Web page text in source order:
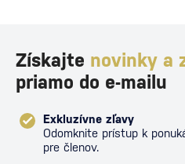
Získajte novinky a
priamo do e-mailu
Exkluzívne zľavy
Odomknite prístup k
pre členov.